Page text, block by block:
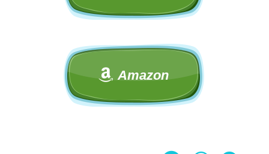
Amazon